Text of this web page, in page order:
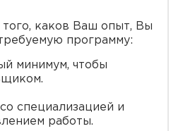
того, каков Ваш опыт, Вы
программу:
минимум, чтобы
специализацией и
работы.